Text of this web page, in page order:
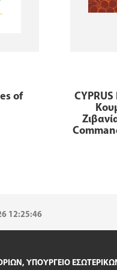
of
CYPRUS
12:25:46
ΥΠΟΥΡΓΕΙΟ